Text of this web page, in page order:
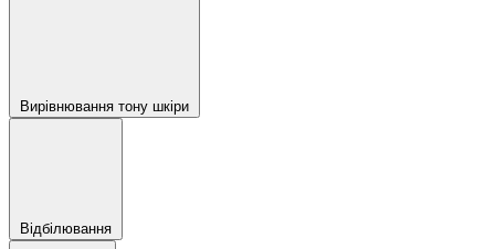
Вирівнювання тону шкіри
Відбілювання